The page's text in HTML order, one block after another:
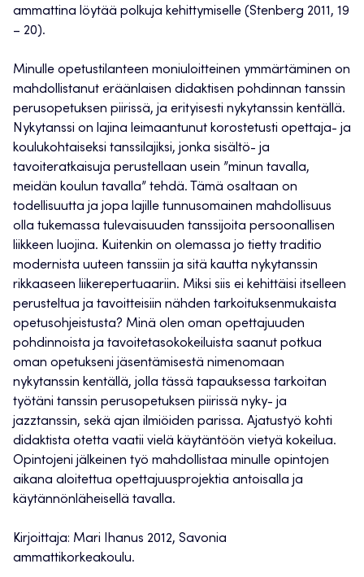
ammattina löytää polkuja kehittymiselle (Stenberg 2011, 19
– 20).
Minulle opetustilanteen moniuloitteinen ymmärtäminen on
mahdollistanut eräänlaisen didaktisen pohdinnan tanssin
perusopetuksen piirissä, ja erityisesti nykytanssin kentällä.
Nykytanssi on lajina leimaantunut korostetusti opettaja- ja
koulukohtaiseksi tanssilajiksi, jonka sisältö- ja
tavoiteratkaisuja perustellaan usein ”minun tavalla,
meidän koulun tavalla” tehdä. Tämä osaltaan on
todellisuutta ja jopa lajille tunnusomainen mahdollisuus
olla tukemassa tulevaisuuden tanssijoita persoonallisen
liikkeen luojina. Kuitenkin on olemassa jo tietty traditio
modernista uuteen tanssiin ja sitä kautta nykytanssin
rikkaaseen liikerepertuaariin. Miksi siis ei kehittäisi itselleen
perusteltua ja tavoitteisiin nähden tarkoituksenmukaista
opetusohjeistusta? Minä olen oman opettajuuden
pohdinnoista ja tavoitetasokokeiluista saanut potkua
oman opetukseni jäsentämisestä nimenomaan
nykytanssin kentällä, jolla tässä tapauksessa tarkoitan
työtäni tanssin perusopetuksen piirissä nyky- ja
jazztanssin, sekä ajan ilmiöiden parissa. Ajatustyö kohti
didaktista otetta vaatii vielä käytäntöön vietyä kokeilua.
Opintojeni jälkeinen työ mahdollistaa minulle opintojen
aikana aloitettua opettajuusprojektia antoisalla ja
käytännönläheisellä tavalla.
Kirjoittaja: Mari Ihanus 2012, Savonia
ammattikorkeakoulu.